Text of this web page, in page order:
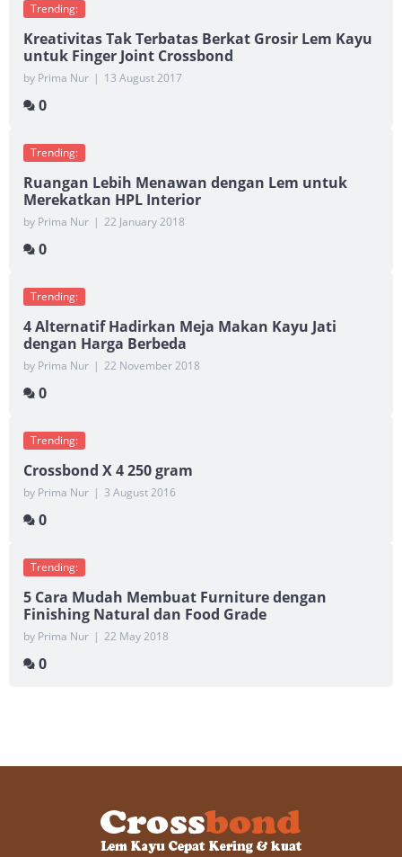
Trending:
Kreativitas Tak Terbatas Berkat Grosir Lem Kayu
untuk Finger Joint Crossbond
by Prima Nur | 13 August 2017
0
Trending:
Ruangan Lebih Menawan dengan Lem untuk
Merekatkan HPL Interior
by Prima Nur | 22 January 2018
0
Trending:
4 Alternatif Hadirkan Meja Makan Kayu Jati
dengan Harga Berbeda
by Prima Nur | 22 November 2018
0
Trending:
Crossbond X 4 250 gram
by Prima Nur | 3 August 2016
0
Trending:
5 Cara Mudah Membuat Furniture dengan
Finishing Natural dan Food Grade
by Prima Nur | 22 May 2018
0